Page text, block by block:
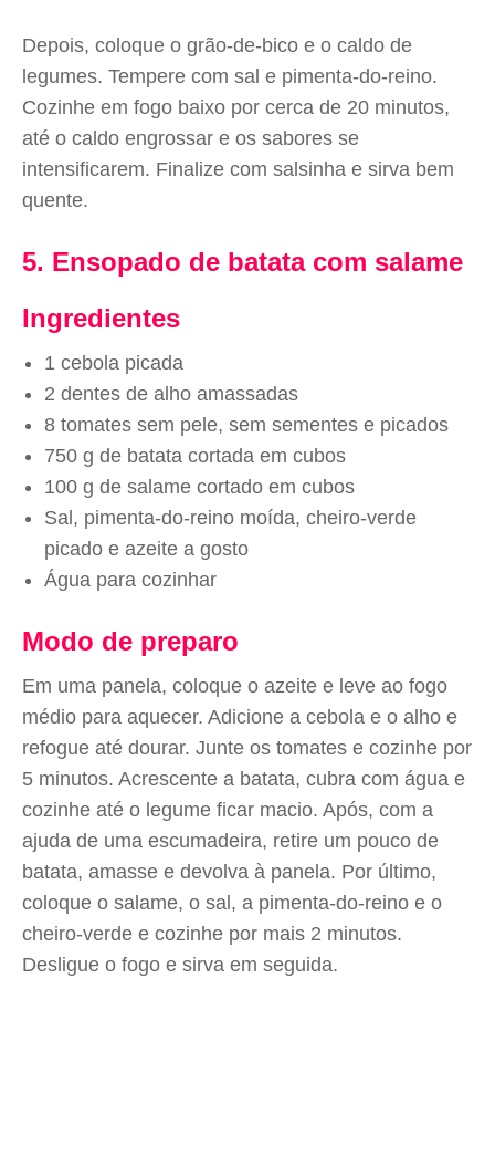
Depois, coloque o grão-de-bico e o caldo de
legumes. Tempere com sal e pimenta-do-reino.
Cozinhe em fogo baixo por cerca de 20 minutos,
até o caldo engrossar e os sabores se
intensificarem. Finalize com salsinha e sirva bem
quente.
5. Ensopado de batata com salame
Ingredientes
1 cebola picada
2 dentes de alho amassadas
8 tomates sem pele, sem sementes e picados
750 g de batata cortada em cubos
100 g de salame cortado em cubos
Sal, pimenta-do-reino moída, cheiro-verde
picado e azeite a gosto
Água para cozinhar
Modo de preparo
Em uma panela, coloque o azeite e leve ao fogo
médio para aquecer. Adicione a cebola e o alho e
refogue até dourar. Junte os tomates e cozinhe por
5 minutos. Acrescente a batata, cubra com água e
cozinhe até o legume ficar macio. Após, com a
ajuda de uma escumadeira, retire um pouco de
batata, amasse e devolva à panela. Por último,
coloque o salame, o sal, a pimenta-do-reino e o
cheiro-verde e cozinhe por mais 2 minutos.
Desligue o fogo e sirva em seguida.